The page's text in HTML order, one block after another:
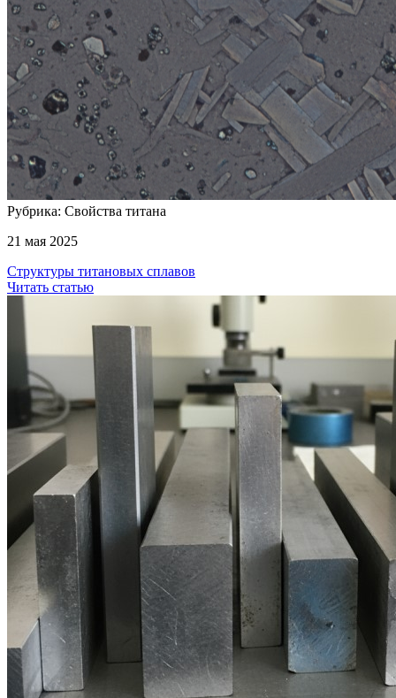
Рубрика: Свойства титана
21 мая 2025
Структуры титановых сплавов
Читать статью